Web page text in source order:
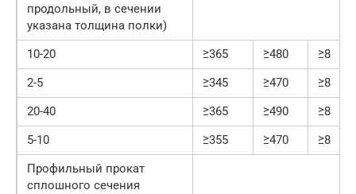
продольный, в сечении
указана толщина полки)
10-20
≥365 ≥480
≥8
2-5
≥345 ≥470
≥8
20-40
≥365 ≥490
≥8
5-10
≥355 ≥470
≥8
Профильный прокат
сплошного сечения